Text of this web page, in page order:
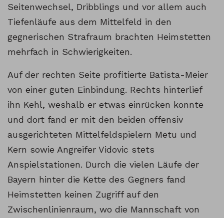
Seitenwechsel, Dribblings und vor allem auch
Tiefenläufe aus dem Mittelfeld in den
gegnerischen Strafraum brachten Heimstetten
mehrfach in Schwierigkeiten.
Auf der rechten Seite profitierte Batista-Meier
von einer guten Einbindung. Rechts hinterlief
ihn Kehl, weshalb er etwas einrücken konnte
und dort fand er mit den beiden offensiv
ausgerichteten Mittelfeldspielern Metu und
Kern sowie Angreifer Vidovic stets
Anspielstationen. Durch die vielen Läufe der
Bayern hinter die Kette des Gegners fand
Heimstetten keinen Zugriff auf den
Zwischenlinienraum, wo die Mannschaft von